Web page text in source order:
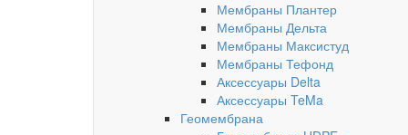
Мембраны Плантер
Мембраны Дельта
Мембраны Максистуд
Мембраны Тефонд
Аксессуары Delta
Аксессуары TeMa
Геомембрана